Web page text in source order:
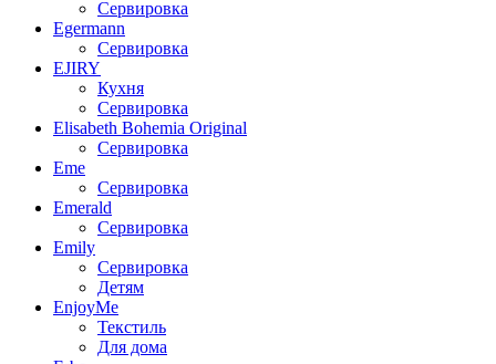
Сервировка
Egermann
Сервировка
EJIRY
Кухня
Сервировка
Elisabeth Bohemia Original
Сервировка
Eme
Сервировка
Emerald
Сервировка
Emily
Сервировка
Детям
EnjoyMe
Текстиль
Для дома